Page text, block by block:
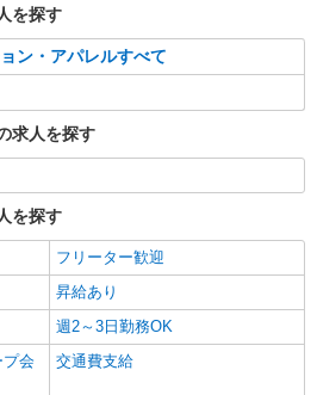
宿駅」徒歩5分、東京メトロ副都心線
目駅」徒歩5分 詳細を見る
販売スタッフ
ナード2丁目 ■新宿(東京メトロ丸ノ内
(約5分) ■西武新宿(西武新宿線)南口(約4
三丁目(東京メトロ丸ノ内線)B9口(約6分)
詳細を見る
ット）ルミネエスト新宿店
を探す
ン・アパレルすべて
求人を探す
を探す
フリーター歓迎
昇給あり
週2～3日勤務OK
プ会
交通費支給